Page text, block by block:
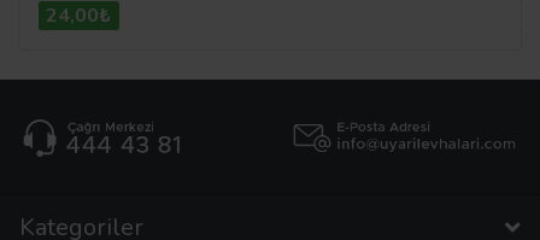
24,00₺
Kategoriler